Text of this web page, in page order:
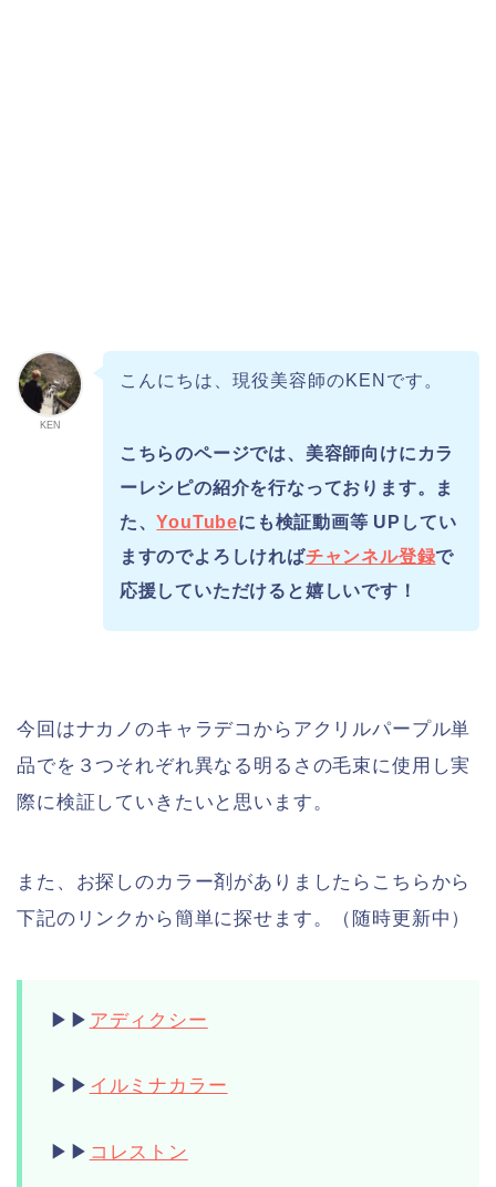
KEN
こんにちは、現役美容師のKENです。
こちらのページでは、美容師向けにカラ
ーレシピの紹介を行なっております。ま
た、YouTubeにも検証動画等 UPしてい
ますのでよろしければチャンネル登録で
応援していただけると嬉しいです！
今回はナカノのキャラデコからアクリルパープル単
品でを３つそれぞれ異なる明るさの毛束に使用し実
際に検証していきたいと思います。
また、お探しのカラー剤がありましたらこちらから
下記のリンクから簡単に探せます。（随時更新中）
▶︎▶︎ アディクシー
▶︎▶︎ イルミナカラー
▶︎▶︎ コレストン